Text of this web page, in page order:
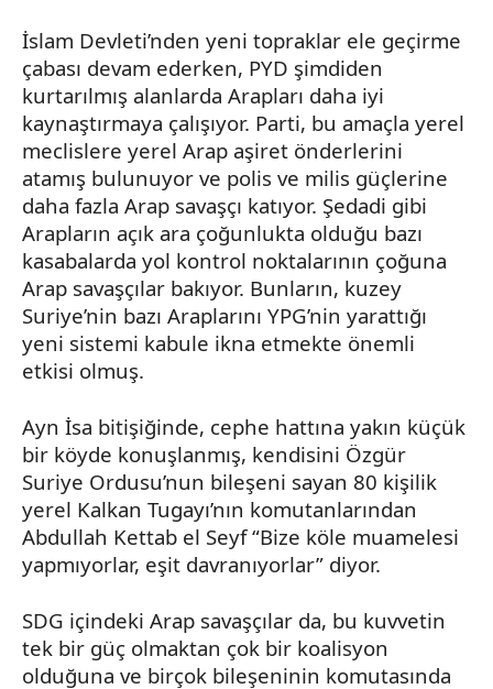
İslam Devleti’nden yeni topraklar ele geçirme
çabası devam ederken, PYD şimdiden
kurtarılmış alanlarda Arapları daha iyi
kaynaştırmaya çalışıyor. Parti, bu amaçla yerel
meclislere yerel Arap aşiret önderlerini
atamış bulunuyor ve polis ve milis güçlerine
daha fazla Arap savaşçı katıyor. Şedadi gibi
Arapların açık ara çoğunlukta olduğu bazı
kasabalarda yol kontrol noktalarının çoğuna
Arap savaşçılar bakıyor. Bunların, kuzey
Suriye’nin bazı Araplarını YPG’nin yarattığı
yeni sistemi kabule ikna etmekte önemli
etkisi olmuş.
Ayn İsa bitişiğinde, cephe hattına yakın küçük
bir köyde konuşlanmış, kendisini Özgür
Suriye Ordusu’nun bileşeni sayan 80 kişilik
yerel Kalkan Tugayı’nın komutanlarından
Abdullah Kettab el Seyf“Bize köle muamelesi
yapmıyorlar, eşit davranıyorlar” diyor.
SDG içindeki Arap savaşçılar da, bu kuvvetin
tek bir güç olmaktan çok bir koalisyon
olduğuna ve birçok bileşeninin komutasında